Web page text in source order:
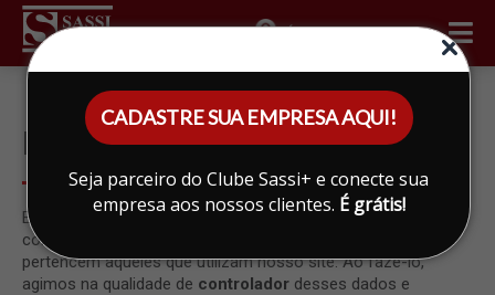
CADASTRE SUA EMPRESA AQUI!
Seja parceiro do Clube Sassi+ e conecte sua
empresa aos nossos clientes. É grátis!
ÁREA DO CLIENTE
POLÍTICA DE PRIVACIDADE
Este site é mantido e operado por Sassi Imóveis LTDA. Nós
coletamos e utilizamos alguns dados pessoais que
pertencem àqueles que utilizam nosso site. Ao fazê-lo,
agimos na qualidade de controlador desses dados e